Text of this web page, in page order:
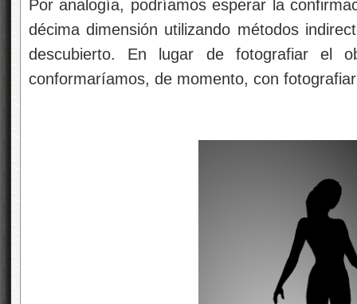
Por analogía, podríamos esperar la
décima dimensión utilizando métodos
descubierto. En lugar de fotografiar el
conformaríamos, de momento, con